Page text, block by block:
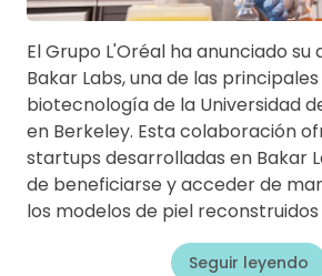
El Grupo L'Oréal ha anunciado
Bakar Labs, una de las
biotecnología de la Universidad
en Berkeley. Esta colaboración
startups desarrolladas en Bakar
de beneficiarse y acceder de
los modelos de piel
Seguir leyendo